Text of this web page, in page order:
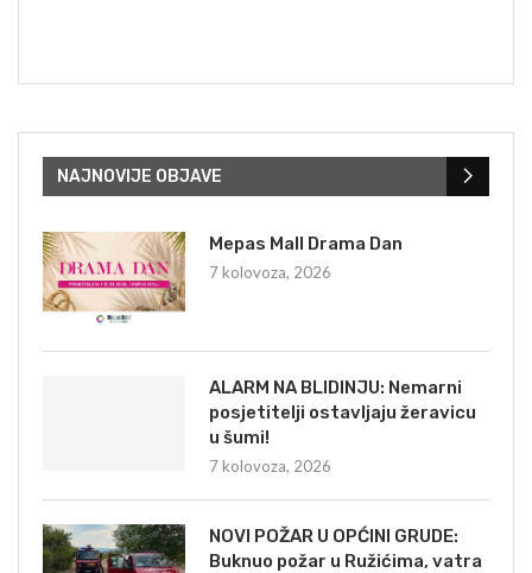
NAJNOVIJE OBJAVE
Mepas Mall Drama Dan
7 kolovoza, 2026
ALARM NA BLIDINJU: Nemarni
posjetitelji ostavljaju žeravicu
u šumi!
7 kolovoza, 2026
NOVI POŽAR U OPĆINI GRUDE:
Buknuo požar u Ružićima, vatra